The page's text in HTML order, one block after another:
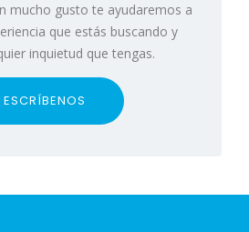
mucho gusto te ayudaremos a
que estás buscando y
inquietud que tengas.
ESCRÍBENOS